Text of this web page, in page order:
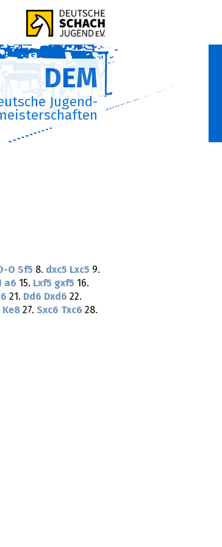
DEM
Jugend-
O Sf5 8. dxc5 Lxc5 9.
a6 15. Lxf5 gxf5 16.
21. Dd6 Dxd6 22.
Ke8 27. Sxc6 Txc6 28.